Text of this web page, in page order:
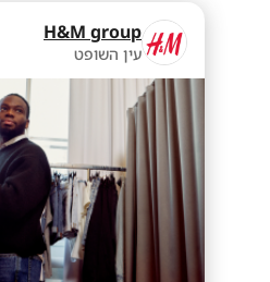
H&M group
עין השופט